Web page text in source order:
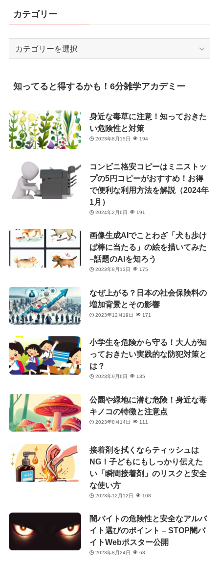
カテゴリー
リ
ー
知ってると得するかも！6分雑学アカデミー
身近な毒草に注意！知っておきた
い危険性と対策
2023年8月15日 194
コンビニ格安コピーはミニストッ
プの5円コピーがおすすめ！お得
で便利な利用方法を解説（2024年
1月）
2024年2月6日 191
画像生成AIでことわざ「犬も歩け
ば棒に当たる」の絵を描いてみた
−話題のAIを知ろう
2023年8月13日 175
なぜ上がる？日本の社会保険料の
増加背景とその影響
2023年12月19日 171
小学生を危険から守る！大人が知
っておきたい実践的な防犯対策と
は？
2023年9月6日 135
公園や緑地に潜む危険！身近な毒
キノコの特徴と注意点
2023年8月14日 111
接着剤を拭くならティッシュは
NG！子どもにもしっかり伝えた
い「瞬間接着剤」のリスクと安全
な使い方
2023年12月12日 108
闇バイトの危険性と安全なアルバ
イト選びのポイント – STOP闇バ
イトWebポスター公開
2023年8月24日 68